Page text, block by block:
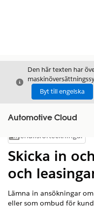
Stäng
Den här texten har
Byt till engelska
Automotive Cloud
Visa
Innehållsförteckningar
Skicka in
och
Lämna in ansökningar
eller som ombud för